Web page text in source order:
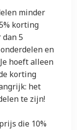
minder
korting
5
en
hoeft alleen
korting
het
te zijn!
die 10%